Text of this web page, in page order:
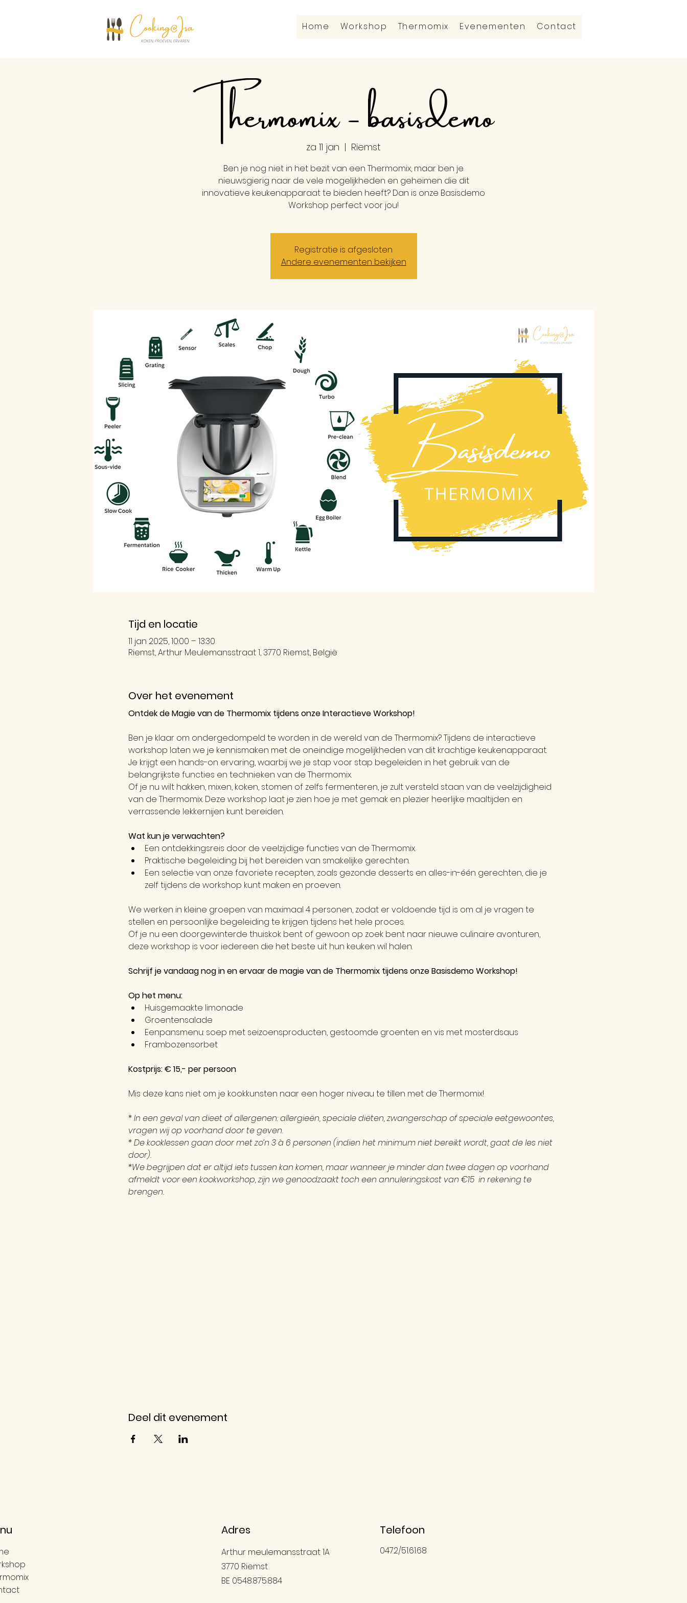
Home Workshop Thermomix Evenementen Contact
Thermomix - basisdemo
za 11 jan
  |
Riemst
Ben je nog niet in het bezit van een Thermomix, maar ben je
nieuwsgierig naar de vele mogelijkheden en geheimen die dit
innovatieve keukenapparaat te bieden heeft? Dan is onze Basisdemo
Workshop perfect voor jou!
Registratie is afgesloten
Andere evenementen bekijken
Tijd en locatie
11 jan 2025, 10:00 – 13:30
Riemst, Arthur Meulemansstraat 1, 3770 Riemst, België
Over het evenement
Ontdek de Magie van de Thermomix tijdens onze Interactieve Workshop!
Ben je klaar om ondergedompeld te worden in de wereld van de Thermomix? Tijdens de interactieve
workshop laten we je kennismaken met de oneindige mogelijkheden van dit krachtige keukenapparaat.
Je krijgt een hands-on ervaring, waarbij we je stap voor stap begeleiden in het gebruik van de
belangrijkste functies en technieken van de Thermomix.
Of je nu wilt hakken, mixen, koken, stomen of zelfs fermenteren, je zult versteld staan van de veelzijdigheid
van de Thermomix. Deze workshop laat je zien hoe je met gemak en plezier heerlijke maaltijden en
verrassende lekkernijen kunt bereiden.
Wat kun je verwachten?
Een ontdekkingsreis door de veelzijdige functies van de Thermomix.
Praktische begeleiding bij het bereiden van smakelijke gerechten.
Een selectie van onze favoriete recepten, zoals gezonde desserts en alles-in-één gerechten, die je
zelf tijdens de workshop kunt maken en proeven.
We werken in kleine groepen van maximaal 4 personen, zodat er voldoende tijd is om al je vragen te
stellen en persoonlijke begeleiding te krijgen tijdens het hele proces.
Of je nu een doorgewinterde thuiskok bent of gewoon op zoek bent naar nieuwe culinaire avonturen,
deze workshop is voor iedereen die het beste uit hun keuken wil halen.
Schrijf je vandaag nog in en ervaar de magie van de Thermomix tijdens onze Basisdemo Workshop!
Op het menu:
Huisgemaakte limonade
Groentensalade
Eenpansmenu: soep met seizoensproducten, gestoomde groenten en vis met mosterdsaus
Frambozensorbet
Kostprijs: € 15,- per persoon
Mis deze kans niet om je kookkunsten naar een hoger niveau te tillen met de Thermomix!
* In een geval van dieet of allergenen: allergieën, speciale diëten, zwangerschap of speciale eetgewoontes,
vragen wij op voorhand door te geven.
* De kooklessen gaan door met zo’n 3 à 6 personen (indien het minimum niet bereikt wordt, gaat de les niet
door).
*We begrijpen dat er altijd iets tussen kan komen, maar wanneer je minder dan twee dagen op voorhand
afmeldt voor een kookworkshop, zijn we genoodzaakt toch een annuleringskost van €15  in rekening te
brengen.
Deel dit evenement
Adres
Arthur meulemansstraat 1A
3770 Riemst
BE 0548.875.884
Telefoon
0472/51.61.68